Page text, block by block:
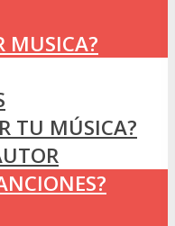
MUSICA?
TU MÚSICA?